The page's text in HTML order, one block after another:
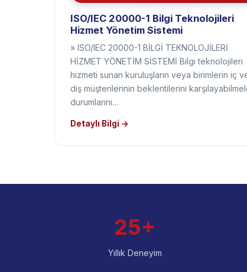
ISO/IEC 20000-1 Bilgi Teknolojileri
Hizmet Yönetim Sistemi
» ISO/IEC 20000-1 BİLGİ TEKNOLOJİLERİ
HİZMET YÖNETİM SİSTEMİ Bilgi teknolojileri
hizmeti sunan kuruluşların veya birimlerin iç
dış müşterilerinin beklentilerini
durumlarını…
Detaylı Bilgi →
25+
Yıllık Deneyim